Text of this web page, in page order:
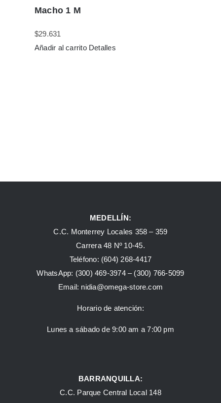
Macho 1 M
$29.631
Añadir al carrito Detalles
MEDELLÍN:
C.C. Monterrey Locales 358 – 359
Carrera 48 Nº 10-45.
Teléfono: (604) 268-4417
WhatsApp: (300) 469-3974 – (300) 766-5099
Email: nidia@omega-store.com
Horario de atención:
Lunes a sábado de 9:00 am a 7:00 pm
BARRANQUILLA:
C.C. Parque Central Local 148